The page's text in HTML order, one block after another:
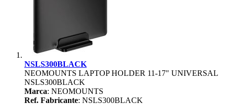
NSLS300BLACK
NEOMOUNTS LAPTOP HOLDER 11-17" UNIVERSAL
NSLS300BLACK
Marca: NEOMOUNTS
Ref. Fabricante: NSLS300BLACK